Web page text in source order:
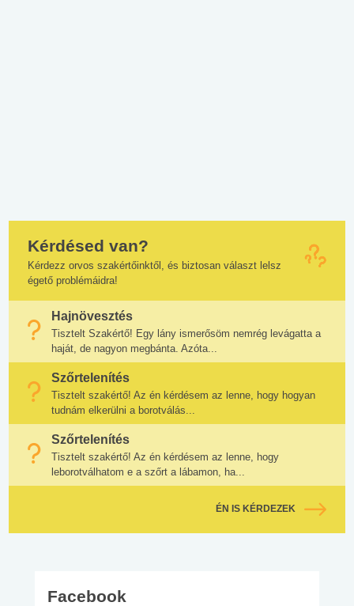
Kérdésed van?
Kérdezz orvos szakértőinktől, és biztosan választ lelsz
égető problémáidra!
Hajnövesztés
Tisztelt Szakértő! Egy lány ismerősöm nemrég levágatta a
haját, de nagyon megbánta. Azóta...
Szőrtelenítés
Tisztelt szakértő! Az én kérdésem az lenne, hogy hogyan
tudnám elkerülni a borotválás...
Szőrtelenítés
Tisztelt szakértő! Az én kérdésem az lenne, hogy
leborotválhatom e a szőrt a lábamon, ha...
ÉN IS KÉRDEZEK
Facebook